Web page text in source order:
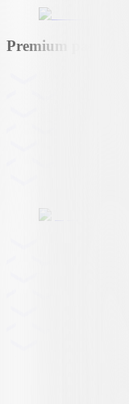
Premium partner